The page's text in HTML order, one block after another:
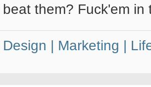
them? Fuck'em
| Marketing |